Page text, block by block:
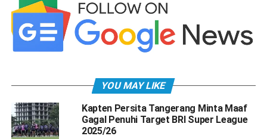
YOU MAY LIKE
Kapten Persita Tangerang Minta Maaf
Gagal Penuhi Target BRI Super League
2025/26